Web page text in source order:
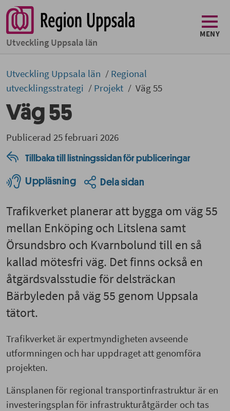
Utveckling Uppsala län
MENY
Utveckling Uppsala län
Regional
utvecklingsstrategi
Projekt Väg 55
Väg 55
Publicerad 25 februari 2026
Tillbaka till listningssidan för publiceringar
Uppläsning Dela sidan
Trafikverket planerar att bygga om väg 55
mellan Enköping och Litslena samt
Örsundsbro och Kvarnbolund till en så
kallad mötesfri väg. Det finns också en
åtgärdsvalsstudie för delsträckan
Bärbyleden på väg 55 genom Uppsala
tätort.
Trafikverket är expertmyndigheten avseende
utformningen och har uppdraget att genomföra
projekten.
Länsplanen för regional transportinfrastruktur är en
investeringsplan för infrastrukturåtgärder och tas